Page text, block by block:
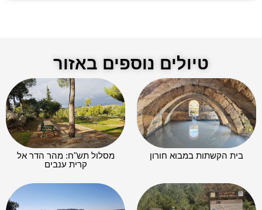
טיולים נוספים באזור
בית הקשתות במבוא חורון
מסלול תש"ח: מהר הדר אל
קרית ענבים